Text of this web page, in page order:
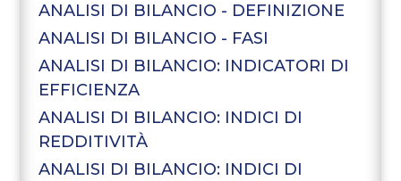
ANALISI DI BILANCIO - DEFINIZIONE
ANALISI DI BILANCIO - FASI
ANALISI DI BILANCIO: INDICATORI DI
EFFICIENZA
ANALISI DI BILANCIO: INDICI DI
REDDITIVITÀ
ANALISI DI BILANCIO: INDICI DI